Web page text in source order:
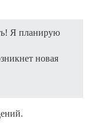
Я планирую
новая